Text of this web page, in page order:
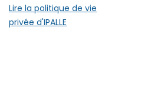
Lire la politique de vie
privée d'IPALLE